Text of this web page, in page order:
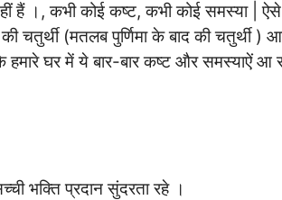
हैं ।, कभी कोई कष्ट, कभी कोई समस्या | ऐसे
चतुर्थी (मतलब पुर्णिमा के बाद की चतुर्थी )
घर में ये बार-बार कष्ट और समस्याऐं आ
भक्ति प्रदान सुंदरता रहे ।